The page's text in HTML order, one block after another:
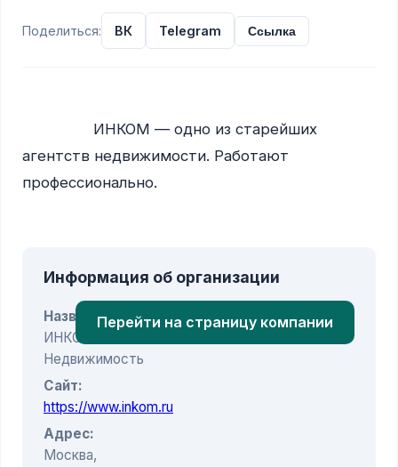
Поделиться: ВК Telegram Ссылка
агентств недвижимости. Работают
профессионально.
Информация об организации
Название:
ИНКОМ-
Недвижимость
Сайт:
https://www.inkom.ru
Адрес:
Москва,
Перейти на страницу компании